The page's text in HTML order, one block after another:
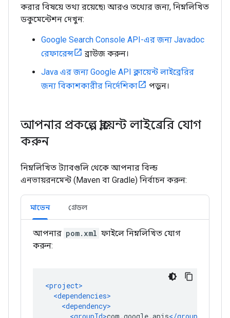
করার বিষয়ে তথ্য রয়েছে৷ আরও তথ্যের জন্য, নিম্নলিখিত
ডকুমেন্টেশন দেখুন:
Google Search Console API-এর জন্য Javadoc
রেফারেন্স
ব্রাউজ করুন।
Java এর জন্য Google API ক্লায়েন্ট লাইব্রেরির
জন্য বিকাশকারীর নির্দেশিকা
পড়ুন।
আপনার প্রকল্পে ক্লায়েন্ট লাইব্রেরি যোগ
করুন
নিম্নলিখিত ট্যাবগুলি থেকে আপনার বিল্ড
এনভায়রনমেন্ট (Maven বা Gradle) নির্বাচন করুন:
মাভেন গ্রেডল
আপনার pom.xml ফাইলে নিম্নলিখিত যোগ
করুন: